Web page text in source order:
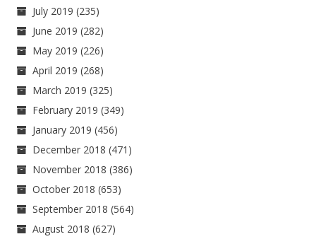
July 2019 (235)
June 2019 (282)
May 2019 (226)
April 2019 (268)
March 2019 (325)
February 2019 (349)
January 2019 (456)
December 2018 (471)
November 2018 (386)
October 2018 (653)
September 2018 (564)
August 2018 (627)